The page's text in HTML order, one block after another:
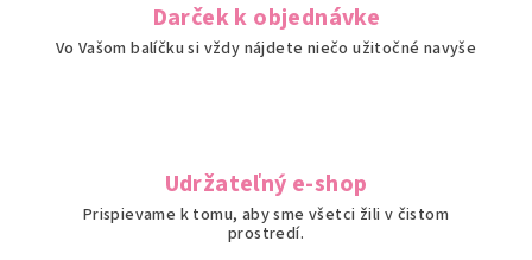
Darček k objednávke
Vo Vašom balíčku si vždy nájdete niečo užitočné navyše
Udržateľný e-shop
Prispievame k tomu, aby sme všetci žili v čistom
prostredí.